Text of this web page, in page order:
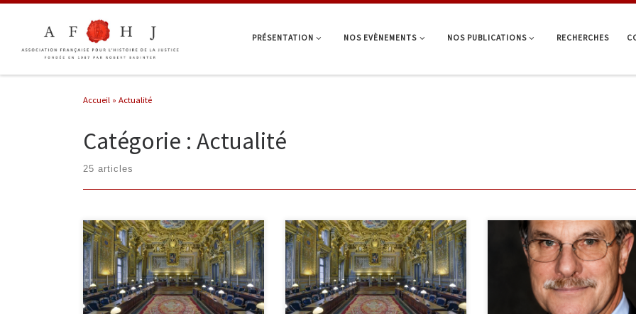
PRÉSENTATION NOS EVÈNEMENTS NOS PUBLICATIONS RECHERCHES
Accueil » Actualité
Catégorie : Actualité
25 articles
Conférence du 18 septembre -
L'affaire Dreyfus, une affaire
d'honneur
Conférence du 15 juin -
L'honneur de la magistrature
In memoriam Notre ami
Pierre Royer, doyen
de la Faculté de droit de
l’Université de Lille II, est